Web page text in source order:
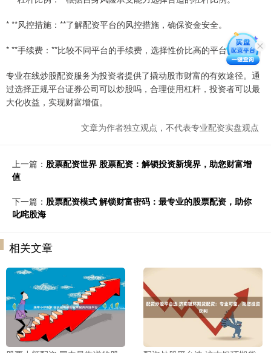
* **风控措施：**了解配资平台的风控措施，确保资金安全。
* **手续费：**比较不同平台的手续费，选择性价比高的平台。
专业在线炒股配资服务为投资者提供了撬动股市财富的有效途径。通
过选择正规平台证券公司可以炒股吗，合理使用杠杆，投资者可以最
大化收益，实现财富增值。
文章为作者独立观点，不代表专业配资实盘观点
上一篇： 股票配资世界 股票配资：解锁投资新境界，助您财富增
值
下一篇： 股票配资模式 解锁财富密码：最专业的股票配资，助你
叱咤股海
相关文章